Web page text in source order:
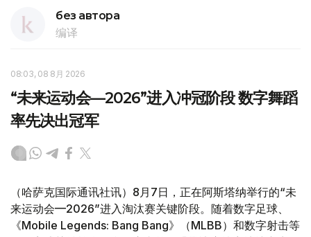
без автора
编译
08:03, 08 8月 2026
“未来运动会—2026”进入冲冠阶段 数字舞蹈
率先决出冠军
（哈萨克国际通讯社讯）8月7日，正在阿斯塔纳举行的“未
来运动会—2026”进入淘汰赛关键阶段。随着数字足球、
《Mobile Legends: Bang Bang》（MLBB）和数字射击等